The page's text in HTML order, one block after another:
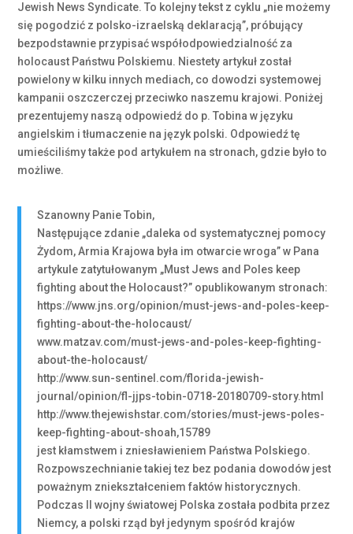
Jewish News Syndicate. To kolejny tekst z cyklu „nie możemy
się pogodzić z polsko-izraelską deklaracją”, próbujący
bezpodstawnie przypisać współodpowiedzialność za
holocaust Państwu Polskiemu. Niestety artykuł został
powielony w kilku innych mediach, co dowodzi systemowej
kampanii oszczerczej przeciwko naszemu krajowi. Poniżej
prezentujemy naszą odpowiedź do p. Tobina w języku
angielskim i tłumaczenie na język polski. Odpowiedź tę
umieściliśmy także pod artykułem na stronach, gdzie było to
możliwe.
Szanowny Panie Tobin,
Następujące zdanie „daleka od systematycznej pomocy
Żydom, Armia Krajowa była im otwarcie wroga” w Pana
artykule zatytułowanym „Must Jews and Poles keep
fighting about the Holocaust?” opublikowanym stronach:
https://www.jns.org/opinion/must-jews-and-poles-keep-
fighting-about-the-holocaust/
www.matzav.com/must-jews-and-poles-keep-fighting-
about-the-holocaust/
http://www.sun-sentinel.com/florida-jewish-
journal/opinion/fl-jjps-tobin-0718-20180709-story.html
http://www.thejewishstar.com/stories/must-jews-poles-
keep-fighting-about-shoah,15789
jest kłamstwem i zniesławieniem Państwa Polskiego.
Rozpowszechnianie takiej tez bez podania dowodów jest
poważnym zniekształceniem faktów historycznych.
Podczas II wojny światowej Polska została podbita przez
Niemcy, a polski rząd był jedynym spośród krajów